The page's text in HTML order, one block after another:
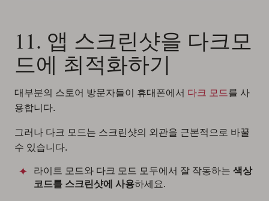
11. 앱 스크린샷을 다크모
드에 최적화하기
대부분의 스토어 방문자들이 휴대폰에서 다크 모드를 사
용합니다.
그러나 다크 모드는 스크린샷의 외관을 근본적으로 바꿀
수 있습니다.
라이트 모드와 다크 모드 모두에서 잘 작동하는 색상
코드를 스크린샷에 사용하세요.